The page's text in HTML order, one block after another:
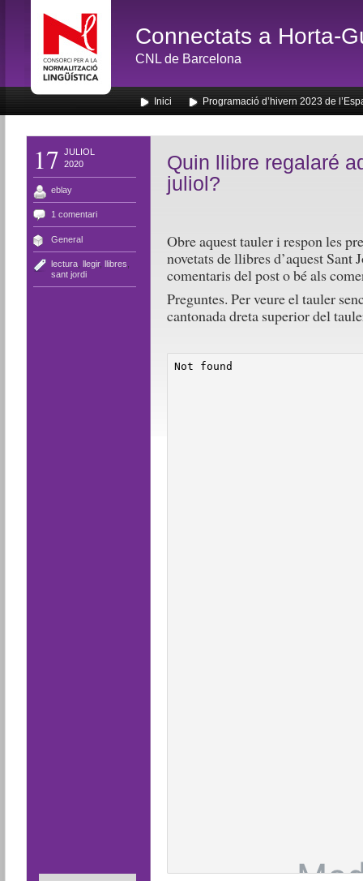
Connectats a Horta-
CNL de Barcelona
Inici Programació d’hivern 2023 de
17 JULIOL
2020
eblay
1 comentari
General
lectura, llegir, llibres
sant jordi
Quin llibre regalaré
juliol?
Obre aquest tauler i respon les
novetats de llibres d’aquest Sant
comentaris del post o bé als
Preguntes. Per veure el tauler
cantonada dreta superior del